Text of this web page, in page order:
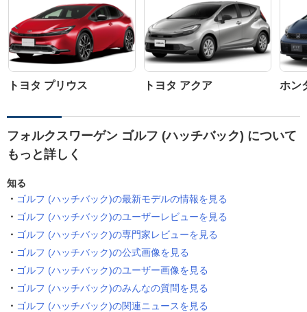
トヨタ プリウス トヨタ アクア ホン
フォルクスワーゲン ゴルフ (ハッチバック) について
もっと詳しく
知る
ゴルフ (ハッチバック)の最新モデルの情報を見る
ゴルフ (ハッチバック)のユーザーレビューを見る
ゴルフ (ハッチバック)の専門家レビューを見る
ゴルフ (ハッチバック)の公式画像を見る
ゴルフ (ハッチバック)のユーザー画像を見る
ゴルフ (ハッチバック)のみんなの質問を見る
ゴルフ (ハッチバック)の関連ニュースを見る